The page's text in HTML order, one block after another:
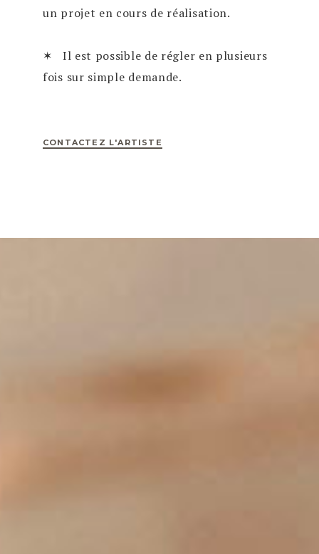
un projet en cours de réalisation.
✶ Il est possible de régler en plusieurs
fois sur simple demande.
CONTACTEZ L'ARTISTE